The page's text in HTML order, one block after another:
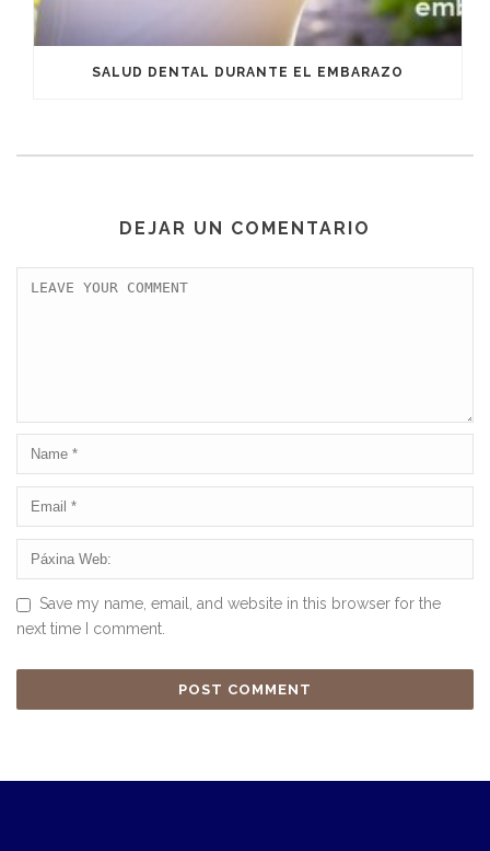
SALUD DENTAL DURANTE EL EMBARAZO
DEJAR UN COMENTARIO
Save my name, email, and website in this browser for the
next time I comment.